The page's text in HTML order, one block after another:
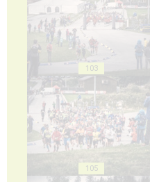
103
105